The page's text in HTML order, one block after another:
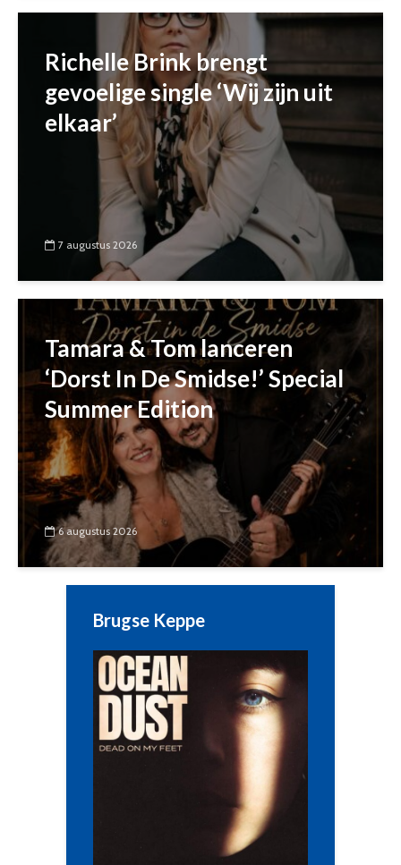
Richelle Brink brengt
gevoelige single ‘Wij zijn uit
elkaar’
7 augustus 2026
Tamara & Tom lanceren
‘Dorst In De Smidse!’ Special
Summer Edition
6 augustus 2026
Brugse Keppe